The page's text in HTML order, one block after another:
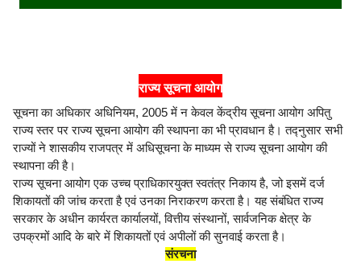
राज्य सूचना आयोग
सूचना का अधिकार अधिनियम, 2005 में न केवल केंद्रीय सूचना आयोग अपितु
राज्य स्तर पर राज्य सूचना आयोग की स्थापना का भी प्रावधान है। तद्नुसार सभी
राज्यों ने शासकीय राजपत्र में अधिसूचना के माध्यम से राज्य सूचना आयोग की
स्थापना की है।
राज्य सूचना आयोग एक उच्च प्राधिकारयुक्त स्वतंत्र निकाय है, जो इसमें दर्ज
शिकायतों की जांच करता है एवं उनका निराकरण करता है। यह संबंधित राज्य
सरकार के अधीन कार्यरत कार्यालयों, वित्तीय संस्थानों, सार्वजनिक क्षेत्र के
उपक्रमों आदि के बारे में शिकायतों एवं अपीलों की सुनवाई करता है।
संरचना